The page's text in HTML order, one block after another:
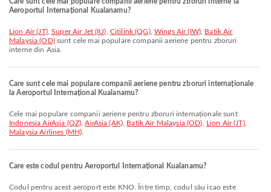
Aeroportul Internațional Kualanamu?
Lion Air (JT),Super Air Jet (IU) Citilink (QG),Wings Air (IW) Batik Air
Malaysia (OD)sunt cele mai populare companii aeriene pentru zboruri
interne din Asia.
Care sunt cele mai populare companii aeriene pentru zboruri internaționale
la Aeroportul Internațional Kualanamu?
Cele mai populare companii aeriene pentru zboruri internaționale sunt
Indonesia AirAsia (QZ) ,AirAsia (AK) Batik Air Malaysia (OD) Lion Air (JT),
Malaysia Airlines (MH)
Care este codul pentru Aeroportul Internațional Kualanamu?
Codul pentru acest aeroport este KNO. Între timp, codul său icao este